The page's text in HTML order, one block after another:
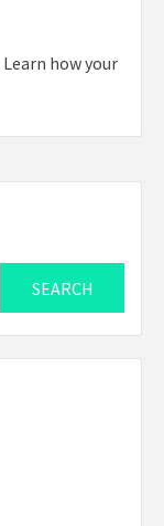
Learn how your